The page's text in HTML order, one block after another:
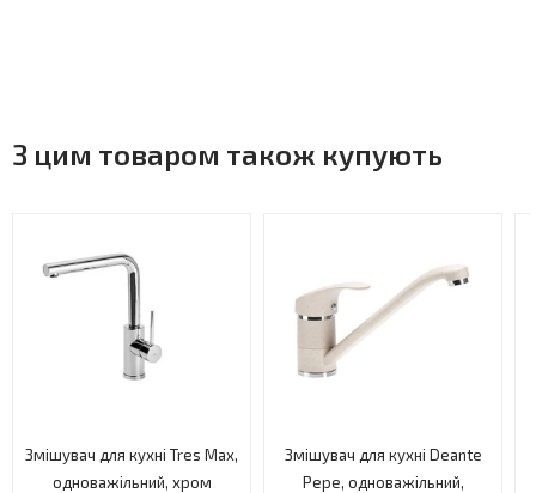
З цим товаром також купують
Змішувач для кухні Tres Max,
одноважільний, хром
Змішувач для кухні Deante
Pepe, одноважільний,